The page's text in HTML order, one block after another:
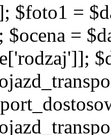
$foto1 =
=